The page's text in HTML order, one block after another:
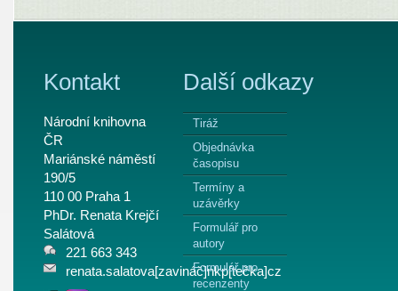
Kontakt
Národní knihovna
ČR
Mariánské náměstí
190/5
110 00 Praha 1
PhDr. Renata Krejčí
Salátová
221 663 343
renata.salatova[zavináč]nkp[tečka]cz
Další odkazy
Tiráž
Objednávka
časopisu
Termíny a
uzávěrky
Formulář pro
autory
Formulář pro
recenzenty